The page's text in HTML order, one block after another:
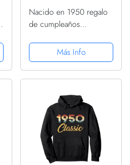
Nacido en 1950 regalo
de cumpleaños
1950 Sudadera con
Capucha
Más Info